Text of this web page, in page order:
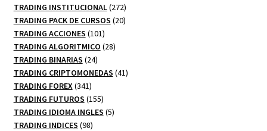
productos
TRADING INSTITUCIONAL 272272
productos
TRADING PACK DE CURSOS 2020
TRADING ACCIONES 101101
productos
TRADING ALGORITMICO 2828
TRADING BINARIAS 2424
productos
TRADING CRIPTOMONEDAS 4141
TRADING FOREX 341341
productos
TRADING FUTUROS 155155
productos
TRADING IDIOMA INGLES 55
TRADING INDICES 9898